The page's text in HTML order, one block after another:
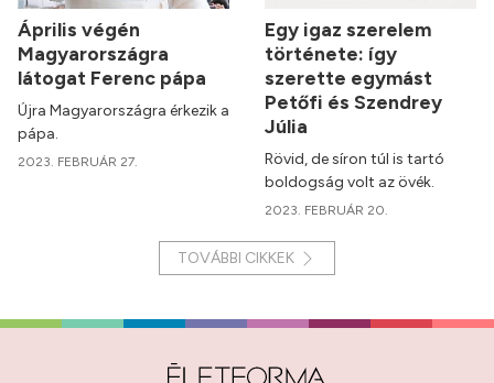
Április végén
Magyarországra
látogat Ferenc pápa
Újra Magyarországra érkezik a
pápa.
2023. FEBRUÁR 27.
Egy igaz szerelem
története: így
szerette egymást
Petőfi és Szendrey
Júlia
Rövid, de síron túl is tartó
boldogság volt az övék.
2023. FEBRUÁR 20.
TOVÁBBI CIKKEK